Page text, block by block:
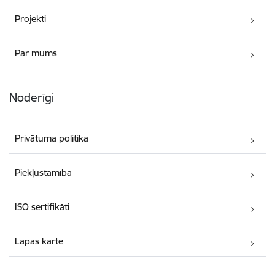
Projekti
Par mums
Noderīgi
Privātuma politika
Piekļūstamība
ISO sertifikāti
Lapas karte